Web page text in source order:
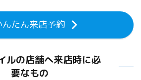
んたん来店予約
ルの店舗へ来店時に必
要なもの